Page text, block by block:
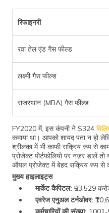
रिफाइनरी
रवा तेल एंड गैस फील्ड
लक्ष्मी गैस फील्ड
राजस्थान (MBA) गैस फील्ड
FY2020 में, इस कंपनी ने $324
कमाया था। आपको शायद पता न हो
श्रीलंका में भी काफी सक्रिय रूप से
प्रोजेक्ट पोर्टफोलियो पर नज़र डालें
ऑयल प्रोजेक्ट में बेहद सक्रिय रूप से
मुख्य हाइलाइट्स
मार्केट कैपिटल: ₹53,529
एवरेज एनुअल टर्नओवर: